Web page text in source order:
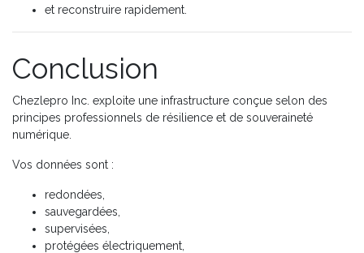
et reconstruire rapidement.
Conclusion
Chezlepro Inc. exploite une infrastructure conçue selon des
principes professionnels de résilience et de souveraineté
numérique.
Vos données sont :
redondées,
sauvegardées,
supervisées,
protégées électriquement,